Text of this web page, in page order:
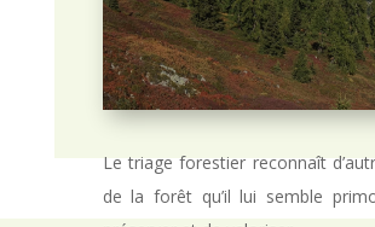
Le triage forestier reconnaît
de la forêt qu’il lui semble